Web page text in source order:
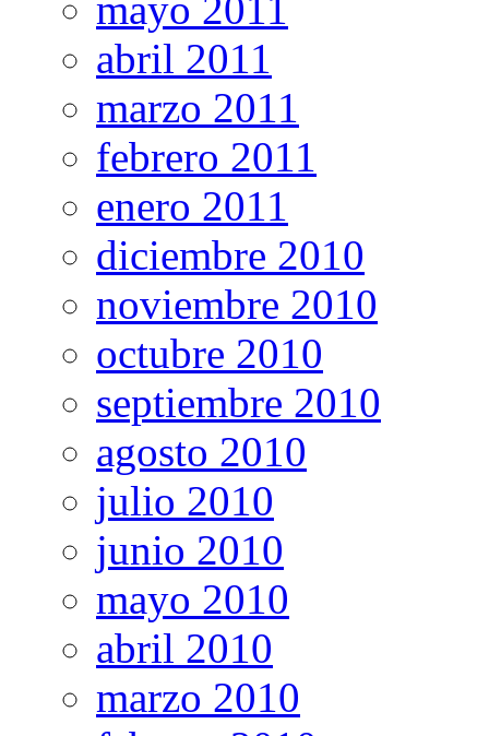
mayo 2011
abril 2011
marzo 2011
febrero 2011
enero 2011
diciembre 2010
noviembre 2010
octubre 2010
septiembre 2010
agosto 2010
julio 2010
junio 2010
mayo 2010
abril 2010
marzo 2010